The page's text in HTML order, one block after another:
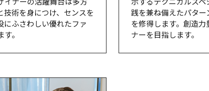
術を身につけ、センスを
にふさわしい優れたファ
。
践を兼ね備えたパタ
を修得します。創造
ナーを目指します。